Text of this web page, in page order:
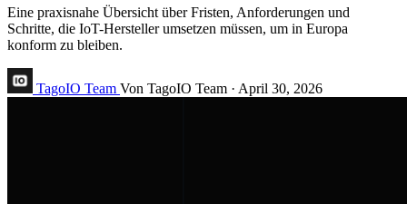
Eine praxisnahe Übersicht über Fristen, Anforderungen und
Schritte, die IoT-Hersteller umsetzen müssen, um in Europa
konform zu bleiben.
TagoIO Team Von TagoIO Team · April 30, 2026